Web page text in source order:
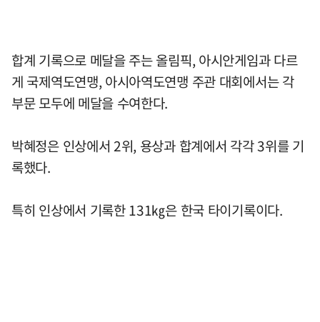
합계 기록으로 메달을 주는 올림픽, 아시안게임과 다르
게 국제역도연맹, 아시아역도연맹 주관 대회에서는 각
부문 모두에 메달을 수여한다.
박혜정은 인상에서 2위, 용상과 합계에서 각각 3위를 기
록했다.
특히 인상에서 기록한 131㎏은 한국 타이기록이다.